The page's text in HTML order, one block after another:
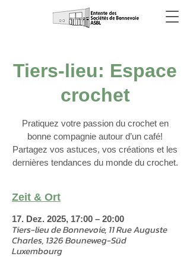
Tiers-lieu: Espace
crochet
Pratiquez votre passion du crochet en
bonne compagnie autour d’un café!
Partagez vos astuces, vos créations et les
dernières tendances du monde du crochet.
Zeit & Ort
17. Dez. 2025, 17:00 – 20:00
Tiers-lieu de Bonnevoie, 11 Rue Auguste
Charles, 1326 Bouneweg-Süd
Luxembourg